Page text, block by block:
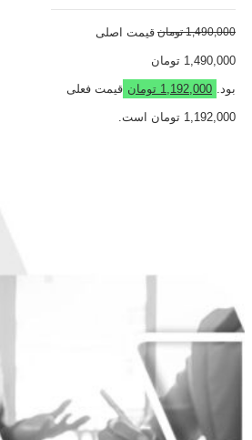
1,490,000 تومان قیمت اصلی
1,490,000 تومان
بود. 1,192,000 تومان قیمت فعلی
1,192,000 تومان است.